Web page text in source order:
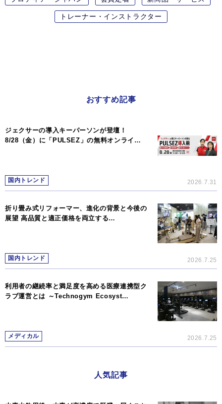
トレーナー・インストラクター
おすすめ記事
ジェクサーの導入キーパーソンが登壇！
8/28（金）に「PULSEZ」の無料オンライ…
国内トレンド 2026.7.31
折り畳み式リフォーマー、進化の背景と今後の
展望 高品質と適正価格を両立する…
国内トレンド 2026.7.25
利用者の継続率と満足度を高める医療連携型ク
ラブ運営とは ～Technogym Ecosyst…
メディカル 2026.7.25
人気記事